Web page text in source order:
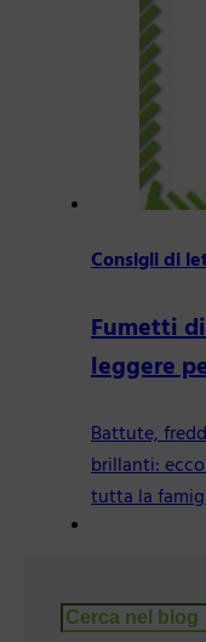
Consigli di
Fumetti
leggere
Battute,
brillanti:
tutta la
Cerca